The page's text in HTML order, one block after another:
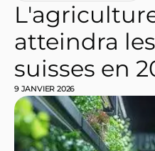
atteindra
suisses en
9 JANVIER 2026